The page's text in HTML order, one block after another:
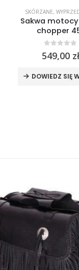
SKÓRZANE,
Sakwa
chopper
out of
549,00 zł
DOWIEDZ SIĘ